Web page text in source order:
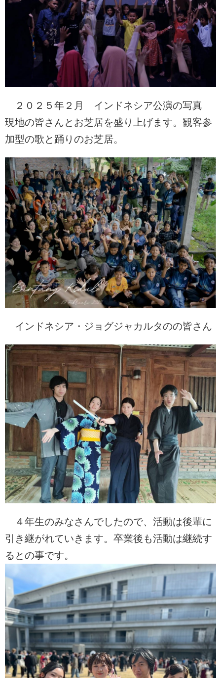
２０２５年２月 インドネシア公演の写真
現地の皆さんとお芝居を盛り上げます。観客参
加型の歌と踊りのお芝居。
インドネシア・ジョグジャカルタのの皆さん
４年生のみなさんでしたので、活動は後輩に
引き継がれていきます。卒業後も活動は継続す
るとの事です。